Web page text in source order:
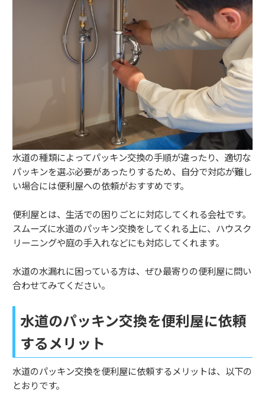
水道の種類によってパッキン交換の手順が違ったり、適切な
パッキンを選ぶ必要があったりするため、自分で対応が難し
い場合には便利屋への依頼がおすすめです。
便利屋とは、生活での困りごとに対応してくれる会社です。
スムーズに水道のパッキン交換をしてくれる上に、ハウスク
リーニングや庭の手入れなどにも対応してくれます。
水道の水漏れに困っている方は、ぜひ最寄りの便利屋に問い
合わせてみてください。
水道のパッキン交換を便利屋に依頼
するメリット
水道のパッキン交換を便利屋に依頼するメリットは、以下の
とおりです。